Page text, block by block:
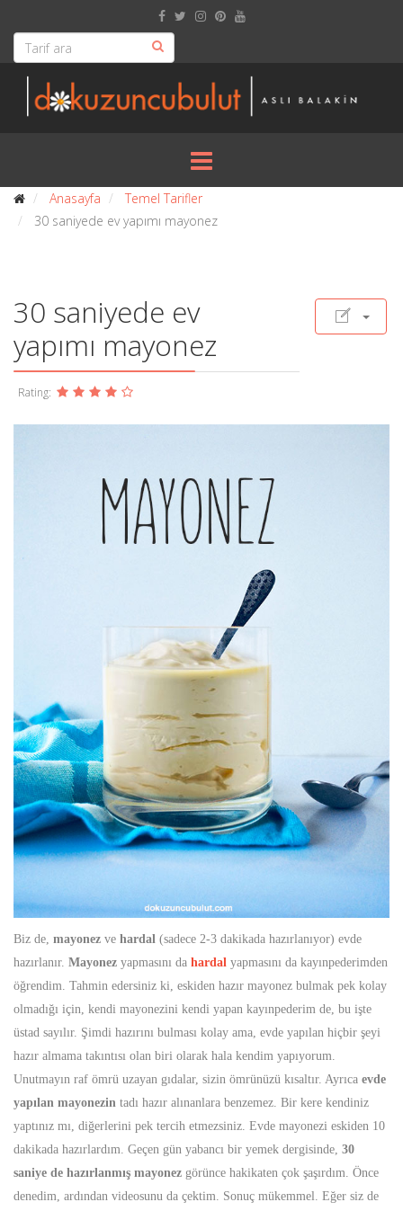
Anasayfa
Temel Tarifler
30 saniyede ev yapımı mayonez
30 saniyede ev
yapımı mayonez
Rating:
Biz de, mayonez ve hardal (sadece 2-3 dakikada hazırlanıyor) evde
hazırlanır. Mayonez yapmasını da hardal yapmasını da kayınpederimden
öğrendim. Tahmin edersiniz ki, eskiden hazır mayonez bulmak pek kolay
olmadığı için, kendi mayonezini kendi yapan kayınpederim de, bu işte
üstad sayılır. Şimdi hazırını bulması kolay ama, evde yapılan hiçbir şeyi
hazır almama takıntısı olan biri olarak hala kendim yapıyorum.
Unutmayın raf ömrü uzayan gıdalar, sizin ömrünüzü kısaltır. Ayrıca evde
yapılan mayonezin tadı hazır alınanlara benzemez. Bir kere kendiniz
yaptınız mı, diğerlerini pek tercih etmezsiniz. Evde mayonezi eskiden 10
dakikada hazırlardım. Geçen gün yabancı bir yemek dergisinde, 30
saniye de hazırlanmış mayonez görünce hakikaten çok şaşırdım. Önce
denedim, ardından videosunu da çektim. Sonuç mükemmel. Eğer siz de